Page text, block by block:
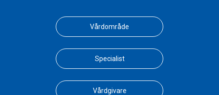
Vårdområde
Specialist
Vårdgivare